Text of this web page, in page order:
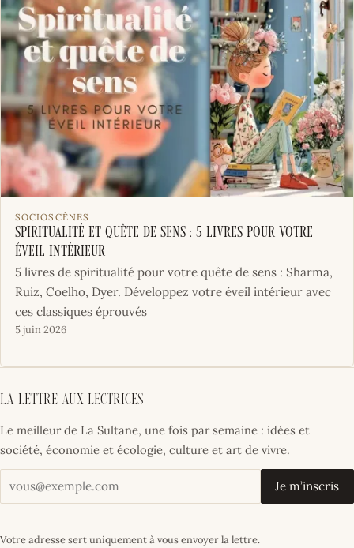
SOCIOSCÈNES
Spiritualité et quête de sens : 5 livres pour votre
éveil intérieur
5 livres de spiritualité pour votre quête de sens : Sharma,
Ruiz, Coelho, Dyer. Développez votre éveil intérieur avec
ces classiques éprouvés
5 juin 2026
La lettre aux lectrices
Le meilleur de La Sultane, une fois par semaine : idées et
société, économie et écologie, culture et art de vivre.
Votre adresse email Je m’inscris
Votre adresse sert uniquement à vous envoyer la lettre.